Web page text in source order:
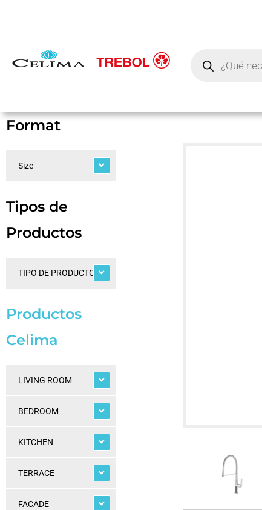
Format
Size
Tipos de
Productos
TIPO DE PRODUCTOS
Productos
Celima
LIVING ROOM
BEDROOM
KITCHEN
TERRACE
FACADE